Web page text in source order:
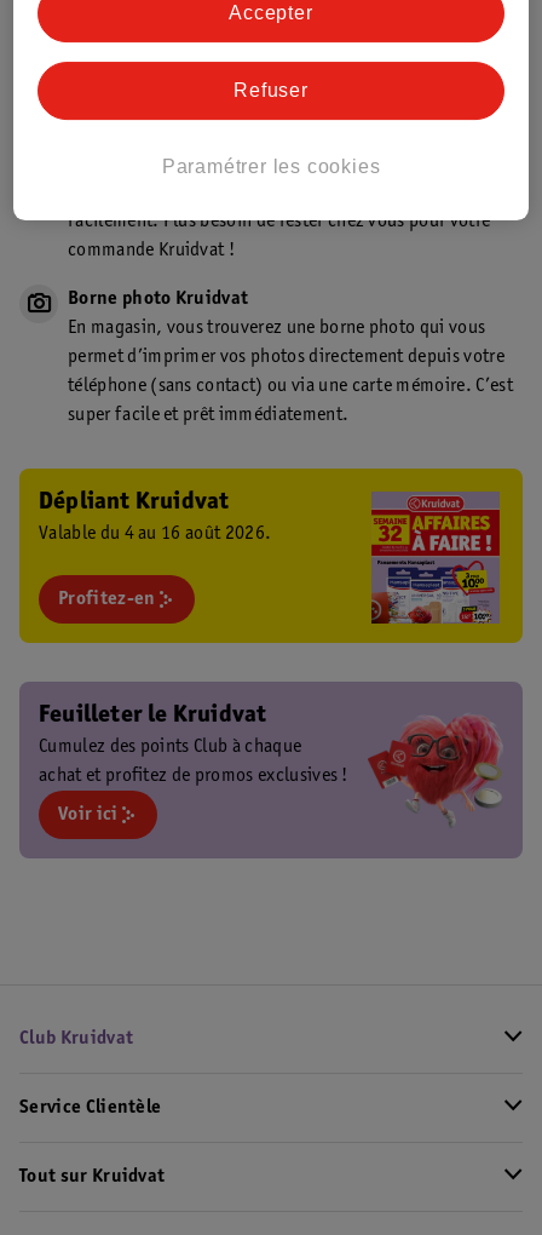
Aussi dans ce magasin
Point de retrait Kruidvat.be
facilement. Plus besoin de rester chez vous pour votre
commande Kruidvat !
Borne photo Kruidvat
En magasin, vous trouverez une borne photo qui vous
permet d’imprimer vos photos directement depuis votre
téléphone (sans contact) ou via une carte mémoire. C’est
super facile et prêt immédiatement.
Dépliant Kruidvat
Valable du 4 au 16 août 2026.
Profitez-en
Feuilleter le Kruidvat
Cumulez des points Club à chaque
achat et profitez de promos exclusives !
Voir ici
Club Kruidvat
Service Clientèle
Tout sur Kruidvat
Paramétrer les cookies
Refuser
Accepter